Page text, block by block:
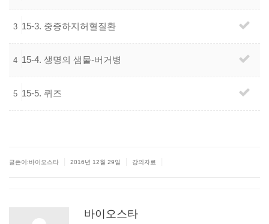
3 15-3. 중증하지허혈질환
4 15-4. 생명의 샘물-버거병
5 15-5. 퀴즈
글쓴이:바이오스타 2016년 12월 29일 강의자료
바이오스타